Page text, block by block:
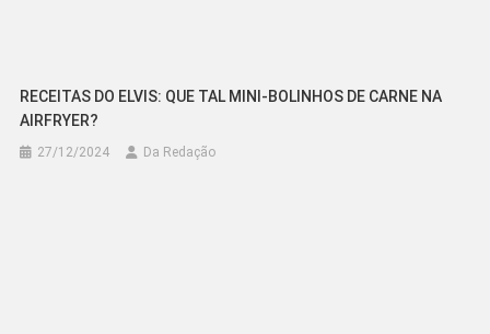
RECEITAS DO ELVIS: QUE TAL MINI-BOLINHOS DE CARNE NA
AIRFRYER?
27/12/2024 Da Redação